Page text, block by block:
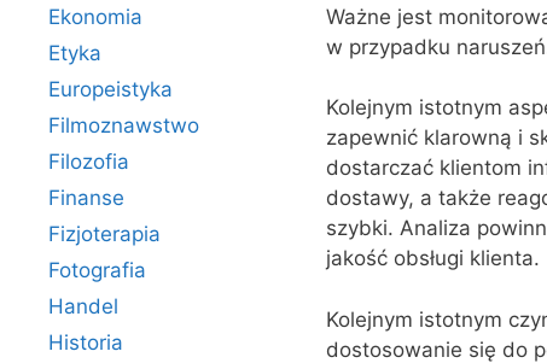
Ważne jest
w przypadku
Kolejnym istotnym
zapewnić klarowną i
dostarczać klientom
dostawy, a także
szybki. Analiza
jakość obsługi klienta.
Kolejnym istotnym
dostosowanie się do
Ekonomia
Etyka
Europeistyka
Filmoznawstwo
Filozofia
Finanse
Fizjoterapia
Fotografia
Handel
Historia